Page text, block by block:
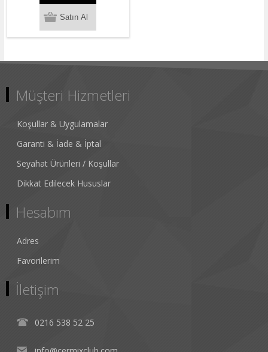
Müşteri Hizmetleri
Koşullar & Uygulamalar
Garanti & İade & İptal
Seyahat Ürünleri / Koşullar
Dikkat Edilecek Hususlar
Hesabım
Adres
Favorilerim
İletişim
0216 538 52 25